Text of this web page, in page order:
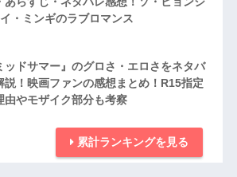
・ミンギのラブロマンス
ッドサマー』のグロさ・エロさをネタバ
説！映画ファンの感想まとめ！R15指定
由やモザイク部分も考察
累計ランキングを見る